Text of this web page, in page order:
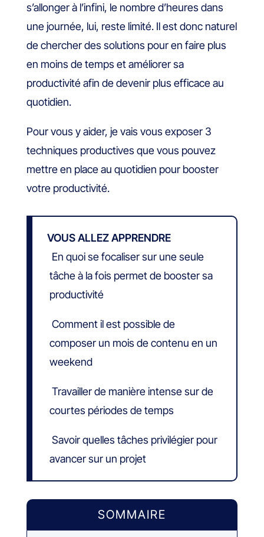
s’allonger à l’infini, le nombre d’heures dans
une journée, lui, reste limité. Il est donc naturel
de chercher des solutions pour en faire plus
en moins de temps et améliorer sa
productivité afin de devenir plus efficace au
quotidien.
Pour vous y aider, je vais vous exposer 3
techniques productives que vous pouvez
mettre en place au quotidien pour booster
votre productivité.
VOUS ALLEZ APPRENDRE
En quoi se focaliser sur une seule
tâche à la fois permet de booster sa
productivité
Comment il est possible de
composer un mois de contenu en un
weekend
Travailler de manière intense sur de
courtes périodes de temps
Savoir quelles tâches privilégier pour
avancer sur un projet
SOMMAIRE